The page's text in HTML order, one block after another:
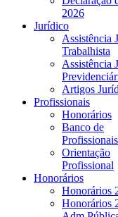
2026
Jurídico
Assistência
Trabalhista
Assistência
Artigos
Profissionais
Honorários
Banco de
Profissionais
Orientação
Profissional
Honorários
Honorários
Honorários